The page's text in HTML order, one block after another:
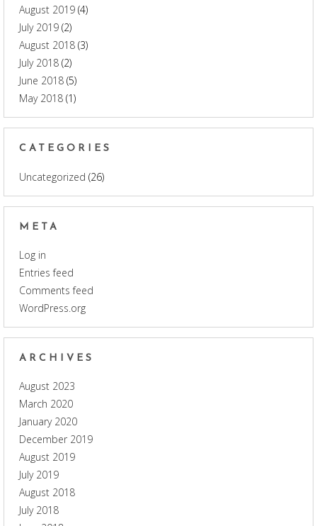
August 2019 (4)
July 2019 (2)
August 2018 (3)
July 2018 (2)
June 2018 (5)
May 2018 (1)
CATEGORIES
Uncategorized (26)
META
Log in
Entries feed
Comments feed
WordPress.org
ARCHIVES
August 2023
March 2020
January 2020
December 2019
August 2019
July 2019
August 2018
July 2018